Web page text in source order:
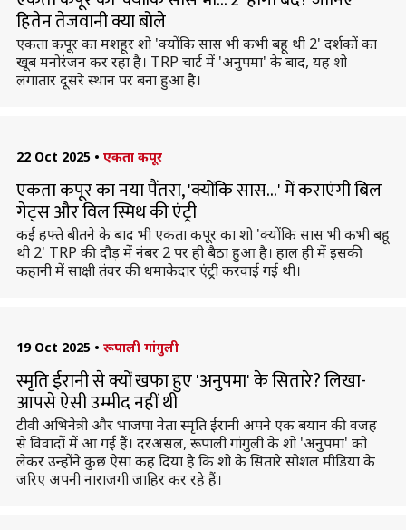
हितेन तेजवानी क्या बोले
एकता कपूर का मशहूर शो 'क्योंकि सास भी कभी बहू थी 2' दर्शकों का
खूब मनोरंजन कर रहा है। TRP चार्ट में 'अनुपमा' के बाद, यह शो
लगातार दूसरे स्थान पर बना हुआ है।
22 Oct 2025 • एकता कपूर
एकता कपूर का नया पैंतरा, 'क्योंकि सास...' में कराएंगी बिल
गेट्स और विल स्मिथ की एंट्री
कई हफ्ते बीतने के बाद भी एकता कपूर का शो 'क्योंकि सास भी कभी बहू
थी 2' TRP की दौड़ में नंबर 2 पर ही बैठा हुआ है। हाल ही में इसकी
कहानी में साक्षी तंवर की धमाकेदार एंट्री करवाई गई थी।
19 Oct 2025 • रूपाली गांगुली
स्मृति ईरानी से क्यों खफा हुए 'अनुपमा' के सितारे? लिखा-
आपसे ऐसी उम्मीद नहीं थी
टीवी अभिनेत्री और भाजपा नेता स्मृति ईरानी अपने एक बयान की वजह
से विवादों में आ गई हैं। दरअसल, रूपाली गांगुली के शो 'अनुपमा' को
लेकर उन्होंने कुछ ऐसा कह दिया है कि शो के सितारे सोशल मीडिया के
जरिए अपनी नाराजगी जाहिर कर रहे हैं।